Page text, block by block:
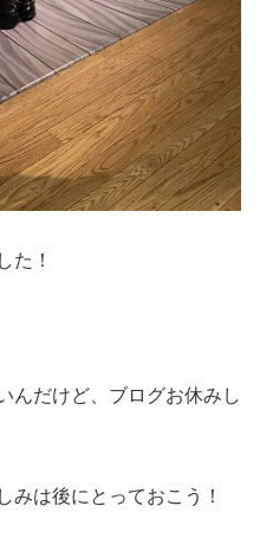
た！
んだけど、ブログお休みし
みは後にとっておこう！